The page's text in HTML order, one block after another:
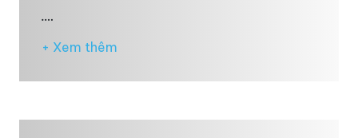
.…
+ Xem thêm